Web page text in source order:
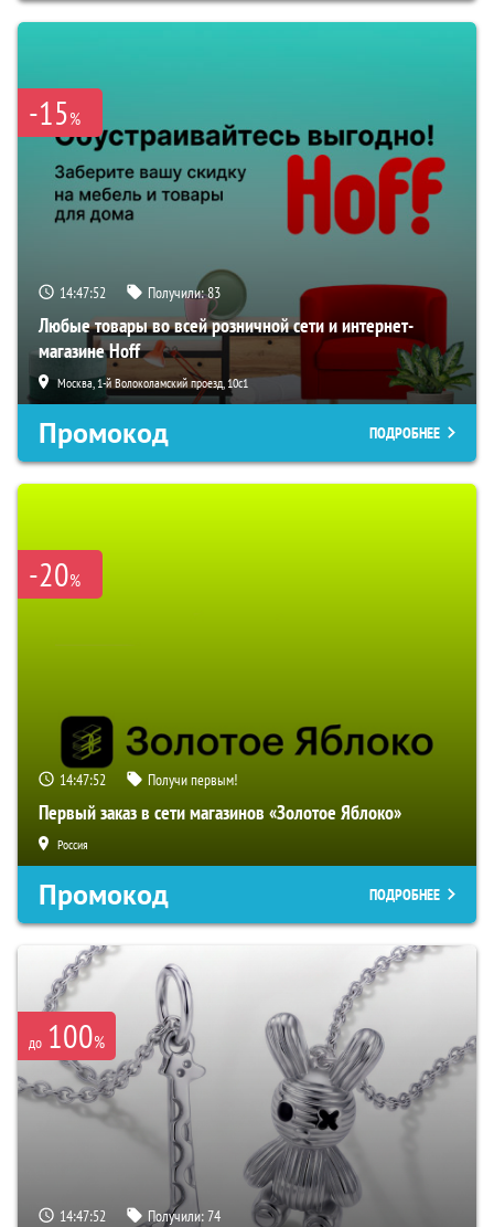
-15%
14:47:50 Получили:83
Любые товары во всей розничной сети и интернет-
магазине Hoff
Москва, 1-й Волоколамский проезд, 10с1
Промокод ПОДРОБНЕЕ
-20%
14:47:50 Получи первым!
Первый заказ в сети магазинов «Золотое Яблоко»
Россия
Промокод ПОДРОБНЕЕ
до 100%
14:47:50 Получили:74